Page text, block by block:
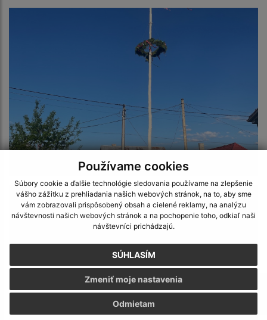
Používame cookies
Súbory cookie a ďalšie technológie sledovania používame na zlepšenie
vášho zážitku z prehliadania našich webových stránok, na to, aby sme
vám zobrazovali prispôsobený obsah a cielené reklamy, na analýzu
návštevnosti našich webových stránok a na pochopenie toho, odkiaľ naši
návštevníci prichádzajú.
SÚHLASÍM
Odmietam
Zmeniť moje nastavenia
Stavanie mája 2025